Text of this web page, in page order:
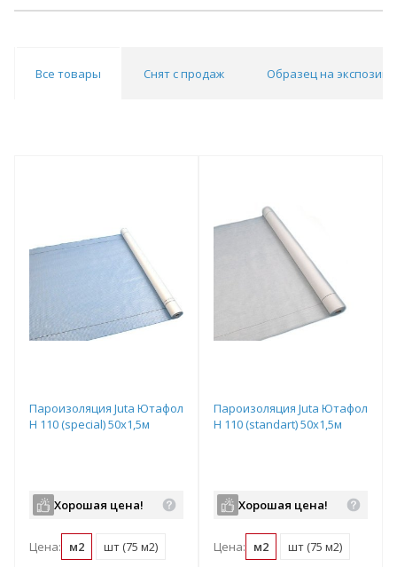
Все товары Снят с продаж Образец на
Пароизоляция Juta Ютафол
Н 110 (special) 50х1,5м
Хорошая цена!
Цена: м2 шт (75 м2)
Пароизоляция Juta Ютафол
Н 110 (standart) 50х1,5м
Хорошая цена!
Цена: м2 шт (75 м2)